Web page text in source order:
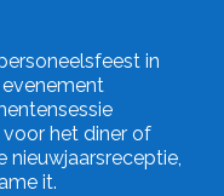
in
het diner of
nieuwjaarsreceptie,
it.